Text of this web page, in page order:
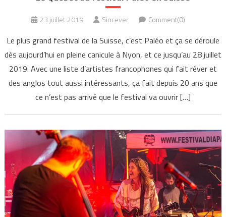
23 juillet 2019 Sincever Comment(0)
Le plus grand festival de la Suisse, c’est Paléo et ça se déroule
dès aujourd’hui en pleine canicule à Nyon, et ce jusqu’au 28 juillet
2019. Avec une liste d’artistes francophones qui fait rêver et
des anglos tout aussi intéressants, ça fait depuis 20 ans que
ce n’est pas arrivé que le festival va ouvrir […]